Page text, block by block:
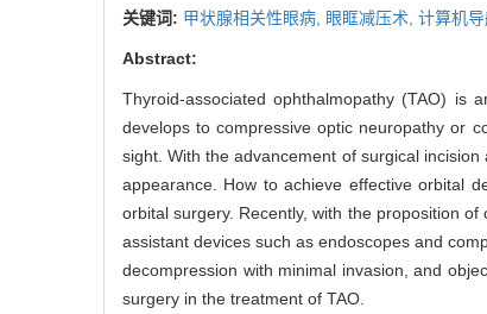
关键词: 甲状腺相关性眼病, 眼眶减压术, 计算机导
Abstract:
Thyroid-associated ophthalmopathy (TAO) is
develops to compressive optic neuropathy or
sight. With the advancement of surgical
appearance. How to achieve effective orbital
orbital surgery. Recently, with the proposition
assistant devices such as endoscopes and
decompression with minimal invasion, and
surgery in the treatment of TAO.